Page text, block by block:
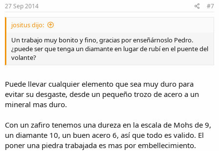
27 Sep 2014 #7
jositus dijo:
Un trabajo muy bonito y fino, gracias por enseñárnoslo Pedro.
¿puede ser que tenga un diamante en lugar de rubí en el puente del
volante?
Puede llevar cualquier elemento que sea muy duro para
evitar su desgaste, desde un pequeño trozo de acero a un
mineral mas duro.
Con un zafiro tenemos una dureza en la escala de Mohs de 9,
un diamante 10, un buen acero 6, así que todo es valido. El
poner una piedra trabajada es mas por embellecimiento.